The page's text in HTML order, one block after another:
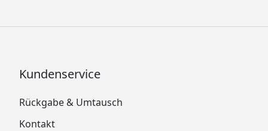
Kundenservice
Rückgabe & Umtausch
Kontakt